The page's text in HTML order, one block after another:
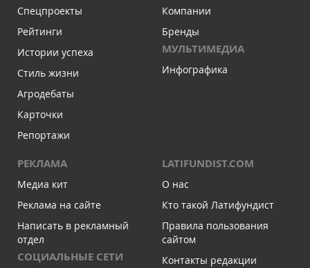
Спецпроекты
Рейтинги
Истории успеха
Стиль жизни
Агродебаты
Карточки
Репортажи
Компании
Бренды
МУЛЬТИМЕДИА
Инфографика
РЕКЛАМА
Медиа кит
Реклама на сайте
Написать в рекламный
отдел
СОЦИАЛЬНЫЕ СЕТИ
LATIFUNDIST.COM
О нас
Кто такой Латифундист
Правила пользования
сайтом
Контакты редакции